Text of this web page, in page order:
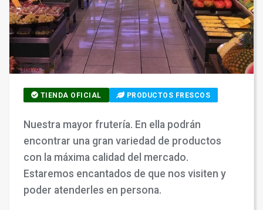
TIENDA OFICIAL PRODUCTOS FRESCOS
Nuestra mayor frutería. En ella podrán
encontrar una gran variedad de productos
con la máxima calidad del mercado.
Estaremos encantados de que nos visiten y
poder atenderles en persona.